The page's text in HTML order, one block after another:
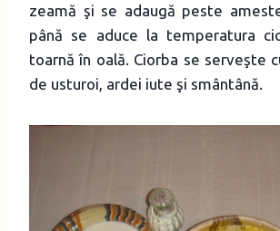
zeamă şi se adaugă peste
până se aduce la temperatura
toarnă în oală. Ciorba se serveşte
de usturoi, ardei iute şi smântână.